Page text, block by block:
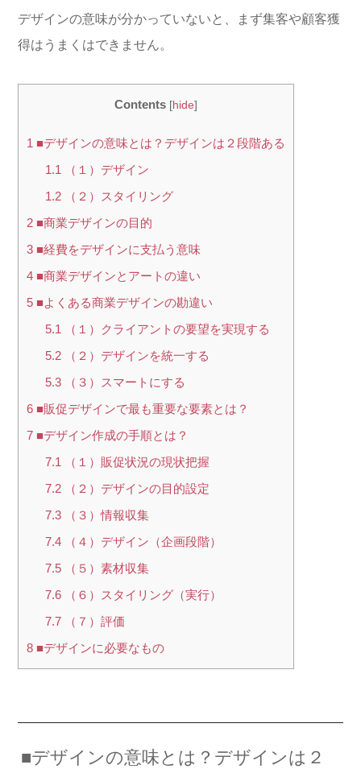
デザインの意味が分かっていないと、まず集客や顧客獲
得はうまくはできません。
Contents [hide]
1 ■デザインの意味とは？デザインは２段階ある
1.1
（１）デザイン
1.2（２）スタイリング
2 ■商業デザインの目的
3 ■経費をデザインに支払う意味
4 ■商業デザインとアートの違い
5 ■よくある商業デザインの勘違い
5.1
（１）クライアントの要望を実現する
5.2（２）デザインを統一する
5.3（３）スマートにする
6 ■販促デザインで最も重要な要素とは？
7 ■デザイン作成の手順とは？
7.1
（１）販促状況の現状把握
7.2（２）デザインの目的設定
7.3（３）情報収集
7.4（４）デザイン（企画段階）
7.5（５）素材収集
7.6（６）スタイリング（実行）
7.7（７）評価
8 ■デザインに必要なもの
■デザインの意味とは？デザインは２